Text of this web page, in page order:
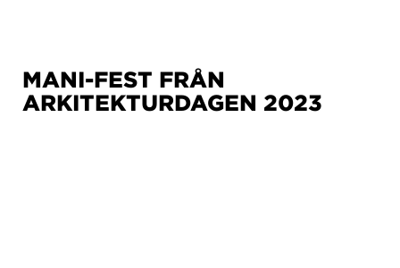
MANI-FEST FRÅN
ARKITEKTURDAGEN 2023